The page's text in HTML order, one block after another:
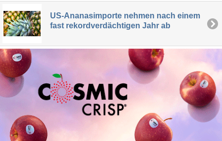
US-Ananasimporte nehmen nach einem
fast rekordverdächtigen Jahr ab